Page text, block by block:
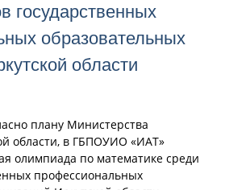
государственных
образовательных
области
плану Министерства
области, в ГБПОУИО «ИАТ»
олимпиада по математике среди
профессиональных